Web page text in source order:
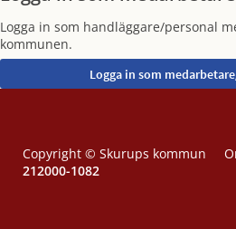
Logga in som handläggare/personal
kommunen.
Copyright © Skurups kommun
212000-1082